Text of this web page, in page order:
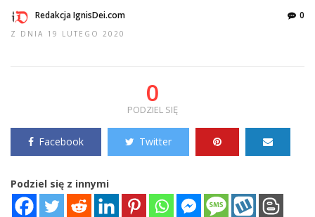
Redakcja IgnisDei.com
Z DNIA 19 LUTEGO 2020
0
0
PODZIEL SIĘ
Facebook Twitter
Podziel się z innymi